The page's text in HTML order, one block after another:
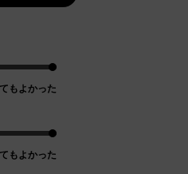
もよかった
もよかった